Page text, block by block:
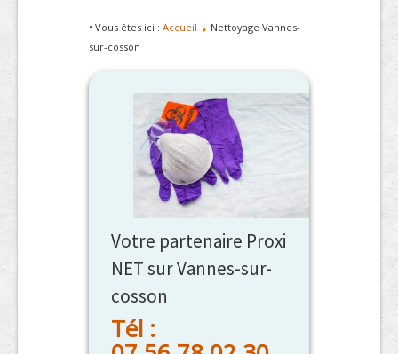
• Vous êtes ici : Accueil
Nettoyage Vannes-
sur-cosson
Votre partenaire Proxi
NET sur Vannes-sur-
cosson
Tél :